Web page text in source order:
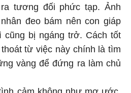
tương đối phức tạp. Ảnh
đeo bám nên con giáp
cũng bị ngáng trở. Cách tốt
từ việc này chính là tìm
vàng để đứng ra làm chủ
cảm không như mơ ước.